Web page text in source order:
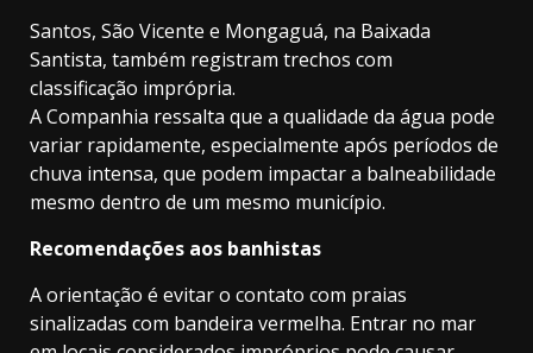
Santos, São Vicente e Mongaguá, na Baixada
Santista, também registram trechos com
classificação imprópria.
A Companhia ressalta que a qualidade da água pode
variar rapidamente, especialmente após períodos de
chuva intensa, que podem impactar a balneabilidade
mesmo dentro de um mesmo município.
Recomendações aos banhistas
A orientação é evitar o contato com praias
sinalizadas com bandeira vermelha. Entrar no mar